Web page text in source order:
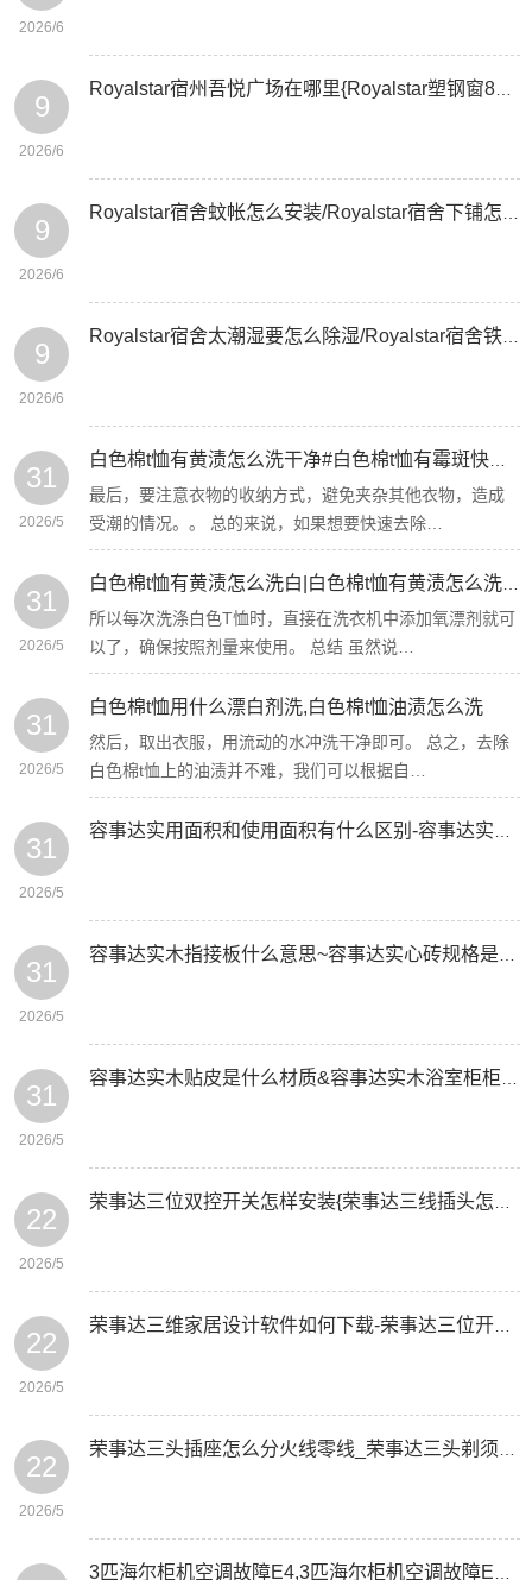
2026/6
9
2026/6
9
2026/6
9
2026/6
31
2026/5
最后，要注意衣物的收纳方式，避免夹杂其他衣物，造成
受潮的情况。。 总的来说，如果想要快速去除…
31
2026/5
所以每次洗涤白色T恤时，直接在洗衣机中添加氧漂剂就可
以了，确保按照剂量来使用。 总结 虽然说…
31
2026/5
白色棉t恤用什么漂白剂洗,白色棉t恤油渍怎么洗
然后，取出衣服，用流动的水冲洗干净即可。 总之，去除
白色棉t恤上的油渍并不难，我们可以根据自…
31
2026/5
31
2026/5
31
2026/5
22
2026/5
22
2026/5
22
2026/5